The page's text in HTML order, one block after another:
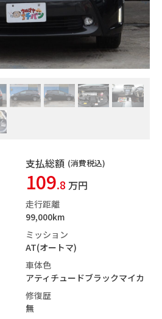
支払総額 (消費税込)
109.8 万円
走行距離
99,000km
ミッション
AT(オートマ)
車体色
アティチュードブラックマイカ
修復歴
無